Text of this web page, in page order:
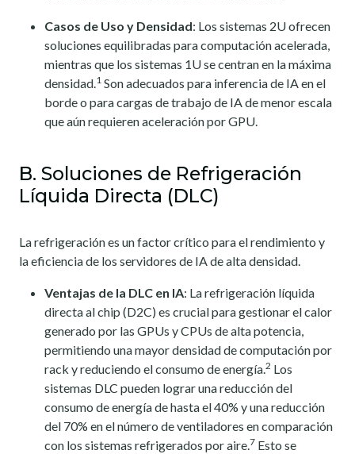
Casos de Uso y Densidad: Los sistemas 2U ofrecen
soluciones equilibradas para computación acelerada,
mientras que los sistemas 1U se centran en la máxima
densidad.1 Son adecuados para inferencia de IA en el
borde o para cargas de trabajo de IA de menor escala
que aún requieren aceleración por GPU.
B. Soluciones de Refrigeración
Líquida Directa (DLC)
La refrigeración es un factor crítico para el rendimiento y
la eficiencia de los servidores de IA de alta densidad.
Ventajas de la DLC en IA: La refrigeración líquida
directa al chip (D2C) es crucial para gestionar el calor
generado por las GPUs y CPUs de alta potencia,
permitiendo una mayor densidad de computación por
rack y reduciendo el consumo de energía.2 Los
sistemas DLC pueden lograr una reducción del
consumo de energía de hasta el 40% y una reducción
del 70% en el número de ventiladores en comparación
con los sistemas refrigerados por aire.7 Esto se